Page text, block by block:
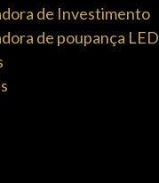
de Investimento
de poupança LED